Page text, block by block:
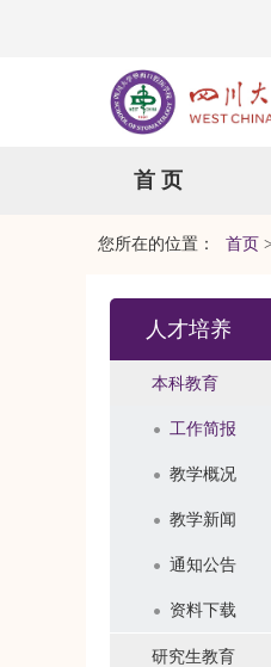
首 页
您所在的位置： 首页
人才培养
本科教育
工作简报
教学概况
教学新闻
通知公告
资料下载
研究生教育